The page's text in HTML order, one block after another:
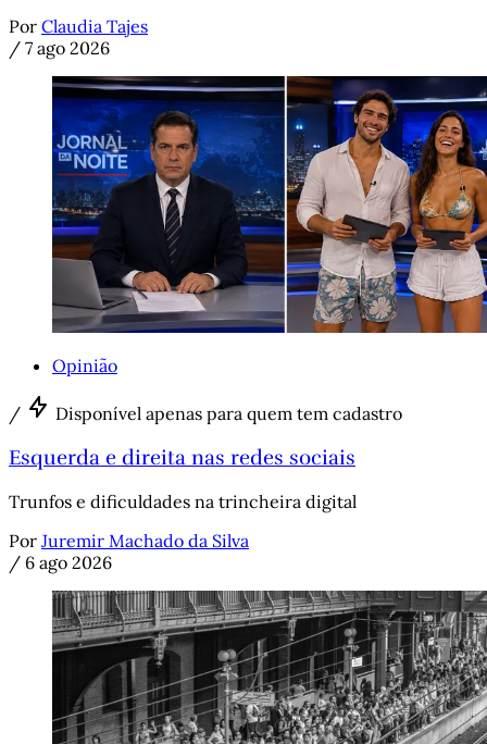
Por Claudia Tajes
/ 7 ago 2026
Opinião
/ Disponível apenas para quem tem cadastro
Esquerda e direita nas redes sociais
Trunfos e dificuldades na trincheira digital
Por Juremir Machado da Silva
/ 6 ago 2026